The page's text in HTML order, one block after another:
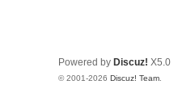
Powered by Discuz! X5.0
© 2001-2026 Discuz! Team